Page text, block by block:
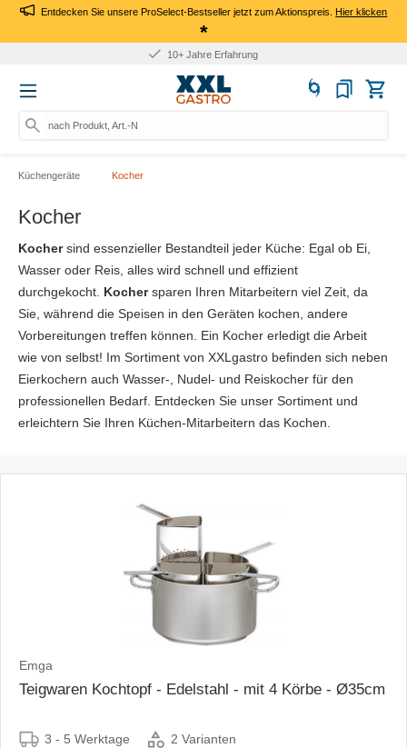
Entdecken Sie unsere ProSelect-Bestseller jetzt zum Aktionspreis.Hier klicken
*
Für Firmen: Kauf auf Rechnung
nach Produkt, Art.-Nr., Marke s
Küchengeräte Kocher
Kocher
Kochersind essenzieller Bestandteil jeder Küche: Egal ob Ei,
Wasser oder Reis, alles wird schnell und effizient
durchgekocht. Kochersparen Ihren Mitarbeitern viel Zeit, da
Sie, während die Speisen in den Geräten kochen, andere
Vorbereitungen treffen können. Ein Kocher erledigt die Arbeit
wie von selbst! Im Sortiment von XXLgastro befinden sich neben
Eierkochern auch Wasser-, Nudel- und Reiskocher für den
professionellen Bedarf. Entdecken Sie unser Sortiment und
erleichtern Sie Ihren Küchen-Mitarbeitern das Kochen.
Emga
Teigwaren Kochtopf - Edelstahl - mit 4 Körbe - Ø35cm
3 - 5 Werktage 2 Varianten